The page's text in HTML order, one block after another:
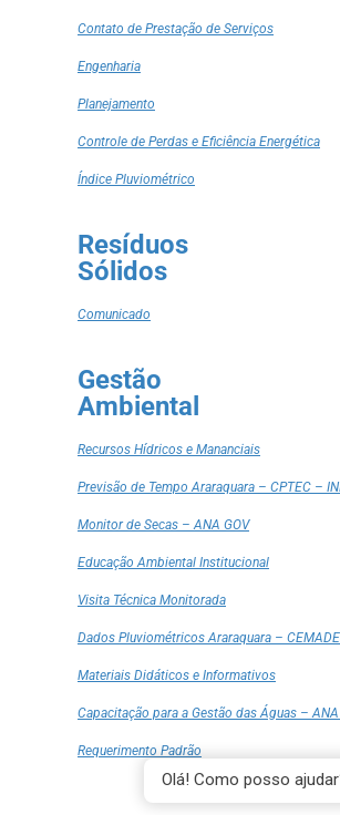
Contato de Prestação de Serviços
Engenharia
Planejamento
Controle de Perdas e Eficiência Energética
Índice Pluviométrico
Resíduos
Sólidos
Comunicado
Gestão
Ambiental
Recursos Hídricos e Mananciais
Previsão de Tempo Araraquara – CPTEC –
Monitor de Secas – ANA GOV
Educação Ambiental Institucional
Visita Técnica Monitorada
Dados Pluviométricos Araraquara –
Materiais Didáticos e Informativos
Capacitação para a Gestão das Águas – ANA
Requerimento Padrão
Olá! Como posso